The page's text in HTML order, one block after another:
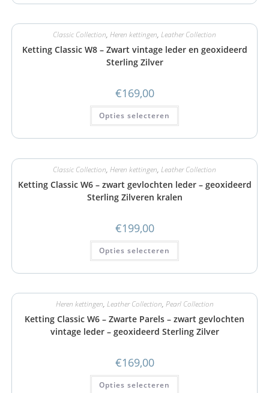
Classic Collection, Heren kettingen, Leather Collection
Ketting Classic W8 – Zwart vintage leder en geoxideerd
Sterling Zilver
€169,00
Opties selecteren
Classic Collection, Heren kettingen, Leather Collection
Ketting Classic W6 – zwart gevlochten leder – geoxideerd
Sterling Zilveren kralen
€199,00
Opties selecteren
Heren kettingen, Leather Collection, Pearl Collection
Ketting Classic W6 – Zwarte Parels – zwart gevlochten
vintage leder – geoxideerd Sterling Zilver
€169,00
Opties selecteren